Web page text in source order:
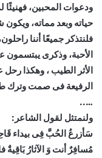
ودعوات المحبين،
حياته وبعد مماته، ويكون
فلنتذكر جميعًا أننا
الأحبة، وذكرى يبتسمون
الأثر الطيب ، وهكذا رحل
الرفيعة فى صمت وترك طيب
…..
ولنمتثل لقول الشاعر:
سَأزرعُ الحُبَّ فِى بيداء
مُسافِرٌ أنت وَ الآثارُ بَاقِيةٌ